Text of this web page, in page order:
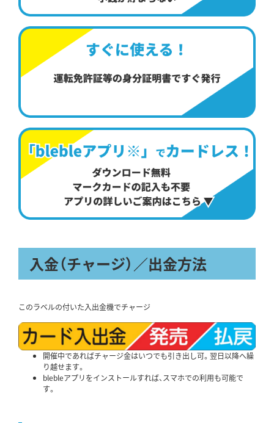
入金（チャージ）／出金方法
このラベルの付いた入出金機でチャージ
開催中であればチャージ金はいつでも引き出し可。翌日以降へ繰
り越せます。
blebleアプリをインストールすれば、スマホでの利用も可能で
す。